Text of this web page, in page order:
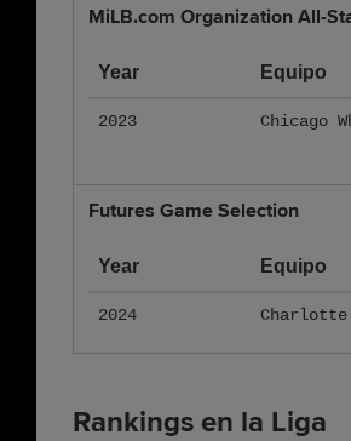
MiLB.com Organization All-
Year Equipo
2023 Chicago
Futures Game Selection
Year Equipo
2024
Rankings en la Liga